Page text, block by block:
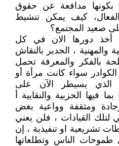
بكونها مدافعة عن حقوق
الفعال، كيف يمكن تنشيط
صعيد المجتمع؟
أخذ دورها الان في كل
والمهنية ، الجدير بالنقاش
بالفكر والمعرفة تحمل
سواء كانت مرأة أو
الذي يسيطر الآن على
فيها الحزبية والنقابية أ
ومثقفة وواعية بغض
لتلك القيادات ، فلن يعني
تشريعية او تنفيذية ، إن
طموحات الناس وتطلعاتها